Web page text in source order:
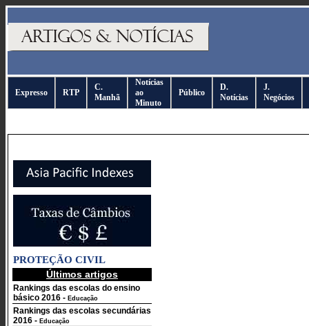
Expresso RTP
C.
Manhã
Notícias
ao
Minuto
Público
D.
Notícias
J.
Negócios
PROTEÇÃO CIVIL
Últimos artigos
Rankings das escolas do ensino
básico 2016 - Educação
Rankings das escolas secundárias
2016 - Educação